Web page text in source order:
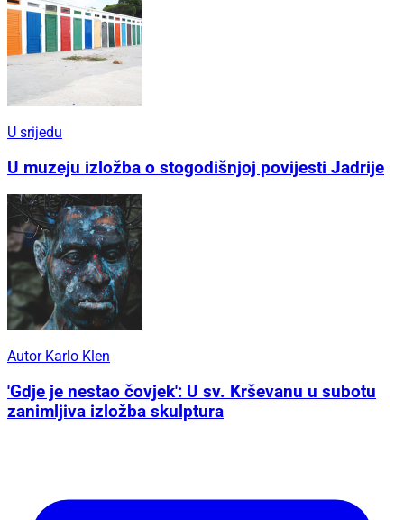
U srijedu
U muzeju izložba o stogodišnjoj povijesti Jadrije
Autor Karlo Klen
'Gdje je nestao čovjek': U sv. Krševanu u subotu
zanimljiva izložba skulptura